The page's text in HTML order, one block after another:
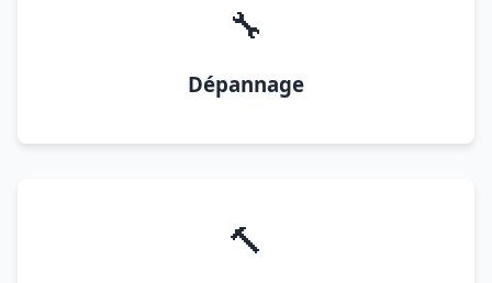
🔧
Dépannage
🔨